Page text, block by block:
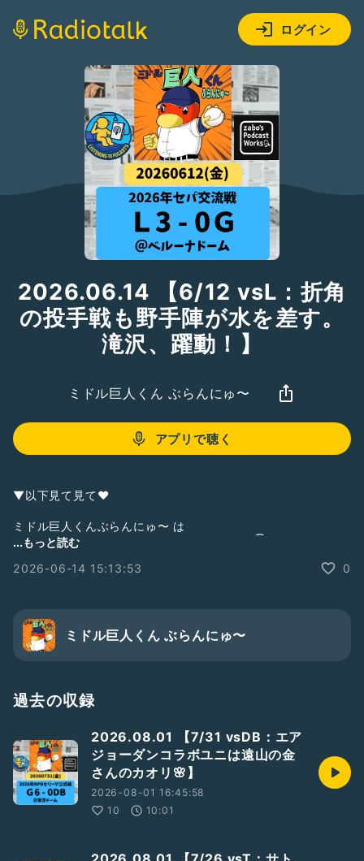
ログイン
2026.06.14 【6/12 vsL：折角
の投手戦も野手陣が水を差す。
滝沢、躍動！】
ミドル巨人くん ぶらんにゅ〜
アプリで聴く
▼以下見て見て❤︎
ミドル巨人くんぶらんにゅ〜 は
zaboのサポートポッドキャスト番組です。(③サポート)
【シン野球トーク】
https://podcasts.apple.com/jp/podcast/%E3%82%B7%E3
%83%B3%E9%87%8E%E7%90%83%E3%83%88%E3%83%
BC%E3%82%AF-
②サブポッドキャスト
▼
https://open.spotify.com/show/5N12MhN3jET7WOIdWa
04YW?si=69Z98lncRIeUTg_5ZiTWbA
④サポートポッドキャスト
もっと！週末のポッドキャスター
https://stand.fm/channels/5f420a11907968e29deb63ee
...もっと読む
2026-06-14 15:13:53
0
ミドル巨人くん ぶらんにゅ〜
過去の収録
2026.08.01 【7/31 vsDB：エア
ジョーダンコラボユニは遠山の金
さんのカオリ🌸】
2026-08-01 16:45:58
10
10:01